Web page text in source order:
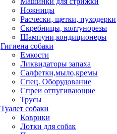
Ножницы
Расчески, щетки, пуходерки
Скребницы, колтунорезы
Шампуни,кондиционеры
Гигиена собаки
Емкости
Ликвидаторы запаха
Салфетки,мыло,кремы
Спец. Оборудование
Спреи отпугивающие
Трусы
Туалет собаки
Коврики
Лотки для собак